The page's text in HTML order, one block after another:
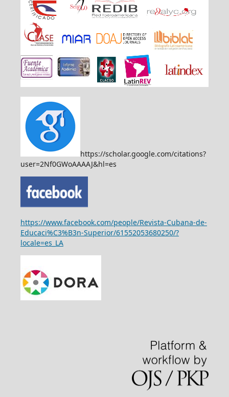
https://scholar.google.com/citations?
user=2Nf0GWoAAAAJ&hl=es
https://www.facebook.com/people/Revista-Cubana-de-
Educaci%C3%B3n-Superior/61552053680250/?
locale=es_LA